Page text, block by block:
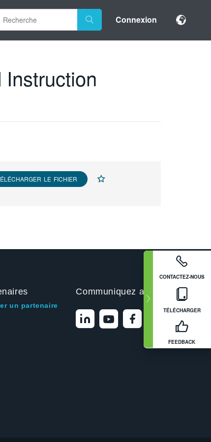
Connexion
CONTACTEZ-NOUS
TÉLÉCHARGER
FEEDBACK
LE FICHIER
un partenaire
Communiquez avec nous